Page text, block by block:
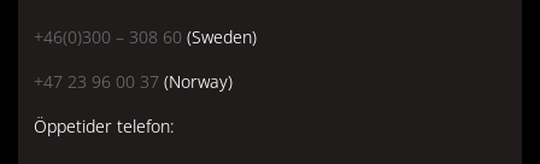
+46(0)300 – 308 60 (Sweden)
+47 23 96 00 37 (Norway)
Öppetider telefon: